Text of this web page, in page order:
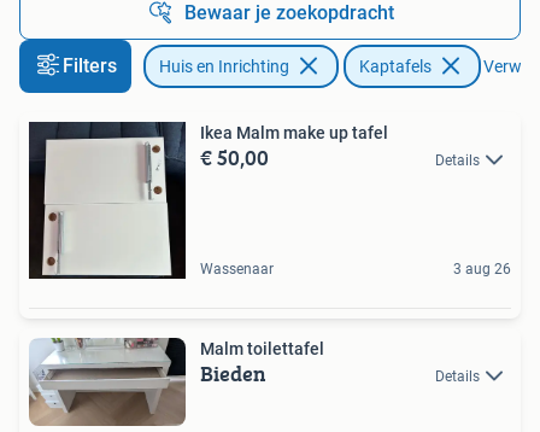
Bewaar je zoekopdracht
Filters Huis en Inrichting Kaptafels
Ikea Malm make up tafel
€ 50,00 Details
Wassenaar 3 aug 26
Malm toilettafel
Bieden Details